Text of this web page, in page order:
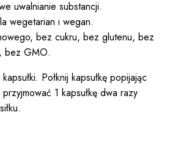
uwalnianie substancji.
wegetarian i wegan.
bez cukru, bez glutenu, bez
bez GMO.
Połknij kapsułkę popijając
1 kapsułkę dwa razy